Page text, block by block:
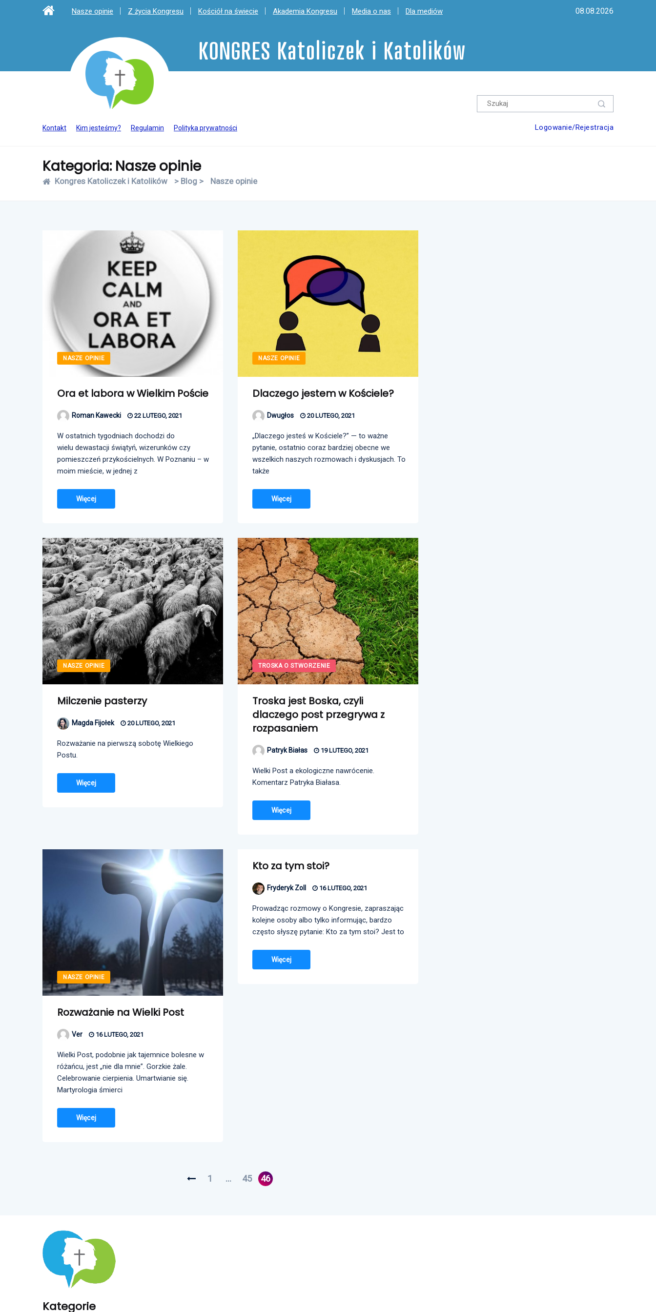
Nasze opinie Z życia Kongresu Kościół na świecie Akademia Kongresu Media o nas Dla mediów 08.08.2026
KONGRES Katoliczek i Katolików
Kontakt Kim jesteśmy? Regulamin Polityka prywatności Logowanie/Rejestracja
Kategoria: Nasze opinie
Kongres Katoliczek i Katolików > Blog > Nasze opinie
NASZE OPINIE
Ora et labora w Wielkim Poście
Roman Kawecki 22 LUTEGO, 2021
W ostatnich tygodniach dochodzi do
wielu dewastacji świątyń, wizerunków czy
pomieszczeń przykościelnych. W Poznaniu – w
moim mieście, w jednej z
Więcej
NASZE OPINIE
Dlaczego jestem w Kościele?
Dwugłos 20 LUTEGO, 2021
„Dlaczego jesteś w Kościele?” — to ważne
pytanie, ostatnio coraz bardziej obecne we
wszelkich naszych rozmowach i dyskusjach. To
także
Więcej
NASZE OPINIE
Milczenie pasterzy
Magda Fijołek 20 LUTEGO, 2021
Rozważanie na pierwszą sobotę Wielkiego
Postu.
Więcej
TROSKA O STWORZENIE
Troska jest Boska, czyli
dlaczego post przegrywa z
rozpasaniem
Patryk Białas 19 LUTEGO, 2021
Wielki Post a ekologiczne nawrócenie.
Komentarz Patryka Białasa.
Więcej
NASZE OPINIE
Rozważanie na Wielki Post
Ver 16 LUTEGO, 2021
Wielki Post, podobnie jak tajemnice bolesne w
różańcu, jest „nie dla mnie”. Gorzkie żale.
Celebrowanie cierpienia. Umartwianie się.
Martyrologia śmierci
Więcej
Kto za tym stoi?
Fryderyk Zoll 16 LUTEGO, 2021
Prowadząc rozmowy o Kongresie, zapraszając
kolejne osoby albo tylko informując, bardzo
często słyszę pytanie: Kto za tym stoi? Jest to
Więcej
1 … 45 46
Kategorie